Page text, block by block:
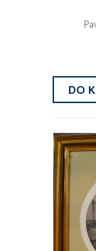
DO